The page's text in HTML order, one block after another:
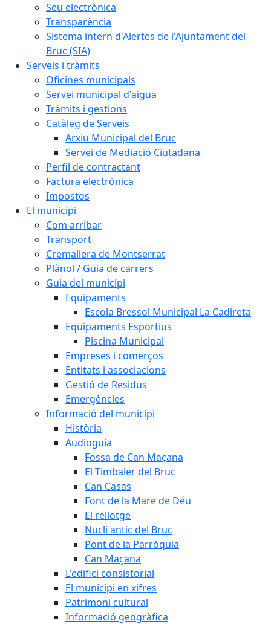
Seu electrònica
Transparència
Sistema intern d'Alertes de l'Ajuntament del
Bruc (SIA)
Serveis i tràmits
Oficines municipals
Servei municipal d'aigua
Tràmits i gestions
Catàleg de Serveis
Arxiu Municipal del Bruc
Servei de Mediació Ciutadana
Perfil de contractant
Factura electrònica
Impostos
El municipi
Com arribar
Transport
Cremallera de Montserrat
Plànol / Guia de carrers
Guia del municipi
Equipaments
Escola Bressol Municipal La Cadireta
Equipaments Esportius
Piscina Municipal
Empreses i comerços
Entitats i associacions
Gestió de Residus
Emergències
Informació del municipi
Història
Audioguia
Fossa de Can Maçana
El Timbaler del Bruc
Can Casas
Font de la Mare de Déu
El rellotge
Nucli antic del Bruc
Pont de la Parròquia
Can Maçana
L'edifici consistorial
El municipi en xifres
Patrimoni cultural
Informació geogràfica